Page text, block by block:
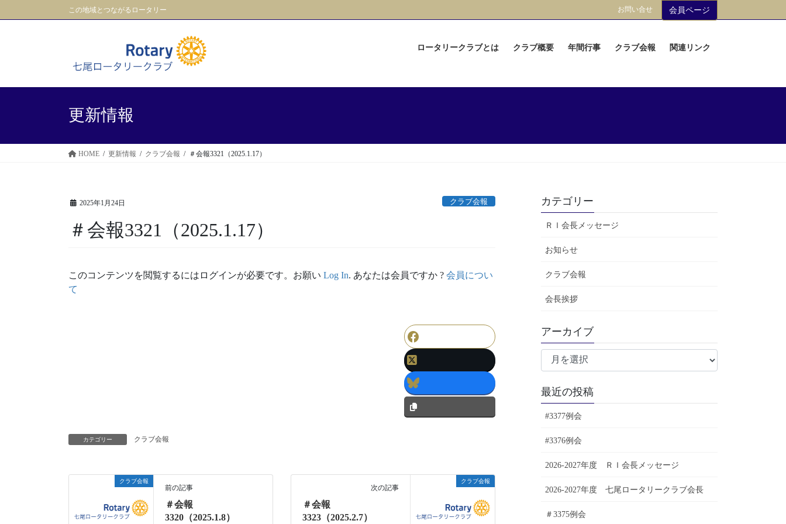
ン
移
ビ
ン
この地域とつながるロータリー お問い合せ 会員ページ
ロータリークラブとは クラブ概要 年間行事 クラブ会報 関連リンク
更新情報
HOME 更新情報 クラブ会報 ＃会報3321（2025.1.17）
2025年1月24日 クラブ会報
＃会報3321（2025.1.17）
このコンテンツを閲覧するにはログインが必要です。お願い Log In. あなたは会員ですか ? 会員につい
て
カテゴリー クラブ会報
クラブ会報
前の記事
＃会報
3320（2025.1.8）
クラブ会報
次の記事
＃会報
3323（2025.2.7）
カテゴリー
ＲＩ会長メッセージ
お知らせ
クラブ会報
会長挨拶
アーカイブ
ア
イ
ブ
最近の投稿
#3377例会
#3376例会
2026-2027年度 ＲＩ会長メッセージ
2026-2027年度 七尾ロータリークラブ会長
＃3375例会